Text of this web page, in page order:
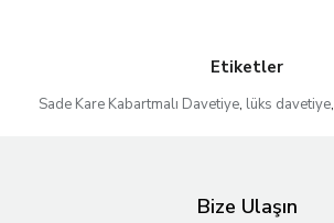
Etiketler
Sade Kare Kabartmalı Davetiye, lüks davetiye,
Bize Ulaşın